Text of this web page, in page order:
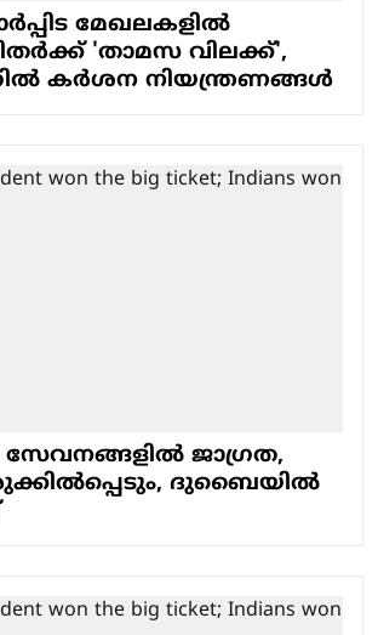
മേഖലകളില്‍
'താമസ വിലക്ക്',
കര്‍ശന നിയന്ത്രണങ്ങള്‍
സേവനങ്ങളില്‍ ജാഗ്രത,
ദുബൈയില്‍